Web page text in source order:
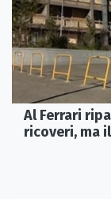
Al Ferrari
ricoveri, ma